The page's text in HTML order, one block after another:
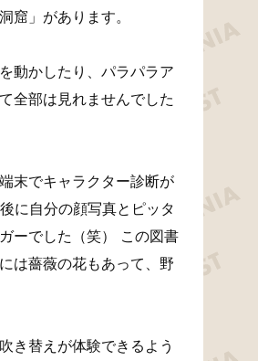
窟」があります。
動かしたり、パラパラア
全部は見れませんでした
末でキャラクター診断が
に自分の顔写真とピッタ
ーでした（笑） この図書
は薔薇の花もあって、野
き替えが体験できるよう